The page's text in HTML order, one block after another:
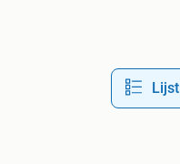
Lijst